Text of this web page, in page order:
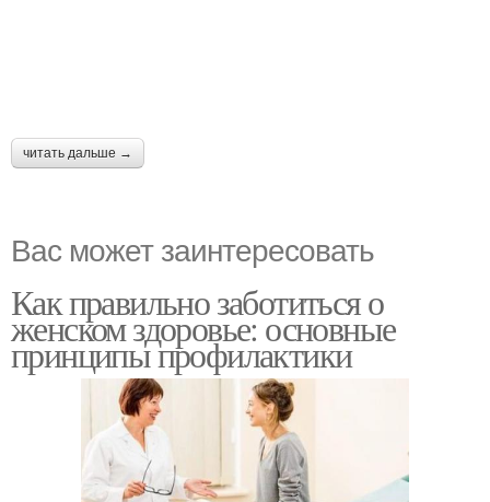
читать дальше →
Вас может заинтересовать
Как правильно заботиться о
женском здоровье: основные
принципы профилактики